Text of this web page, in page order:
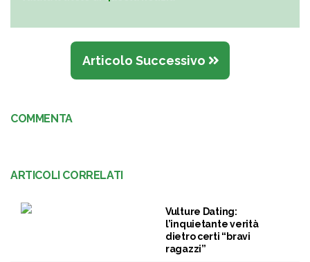
Articolo Successivo
COMMENTA
ARTICOLI CORRELATI
Vulture Dating:
l’inquietante verità
dietro certi “bravi
ragazzi”